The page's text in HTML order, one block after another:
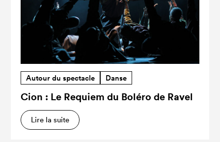
Autour du spectacle Danse
Cion : Le Requiem du Boléro de Ravel
Lire la suite